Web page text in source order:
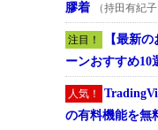
膠着
（持田有紀子
注目！
【最新
ーンおすすめ10
人気！
の有料機能を無